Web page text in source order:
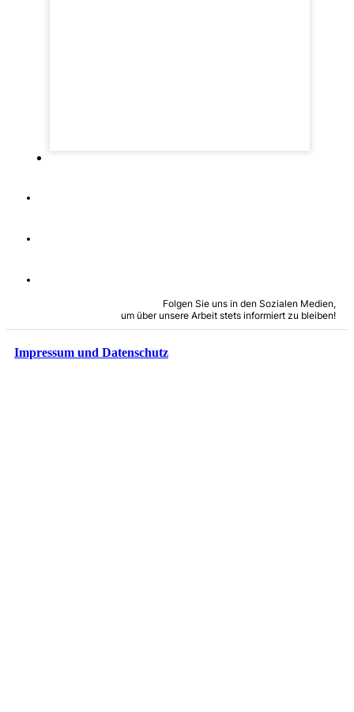
Folgen Sie uns in den Sozialen Medien,
um über unsere Arbeit stets informiert zu bleiben!
Impressum und Datenschutz